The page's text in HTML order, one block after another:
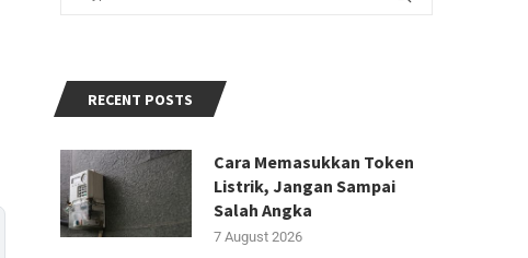
RECENT POSTS
Cara Memasukkan Token
Listrik, Jangan Sampai
Salah Angka
7 August 2026